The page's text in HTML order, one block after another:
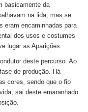
Aveiro
drop-off no Porto
basicamente da
na lida, mas se
eram encaminhadas para
dos usos e costumes
lugar as Aparições.
deste percurso. Ao
de produção. Há
cores, sendo que o fio
sai deste emaranhado